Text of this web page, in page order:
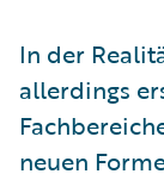
In der
allerdings
neuen